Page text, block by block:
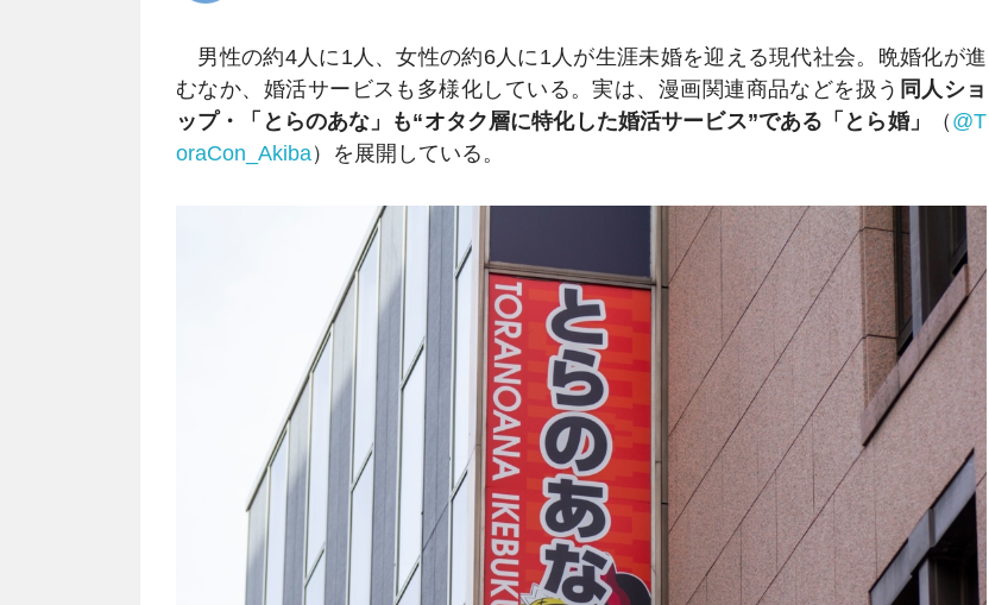
男性の約4人に1人、女性の約6人に1人が生涯未婚を迎える現代社会。晩婚化が進
むなか、婚活サービスも多様化している。実は、漫画関連商品などを扱う 同人ショ
ップ・「とらのあな」も“オタク層に特化した婚活サービス”である「とら婚」
（ @T
oraCon_Akiba）を展開している。